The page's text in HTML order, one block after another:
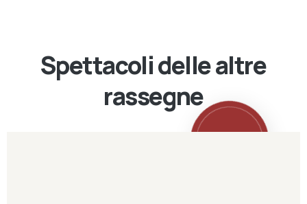
Spettacoli delle altre
rassegne